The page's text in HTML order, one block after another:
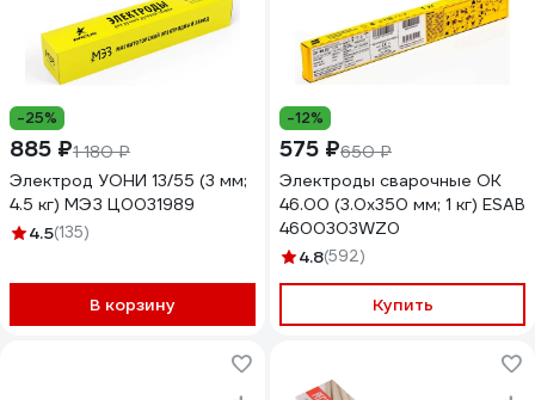
-25%
885 ₽1 180 ₽
Электрод УОНИ 13/55 (3 мм;
4.5 кг) МЭЗ Ц0031989
4.5(135)
В корзину
-12%
575 ₽650 ₽
Электроды сварочные OK
46.00 (3.0х350 мм; 1 кг) ESAB
4600303WZ0
4.8(592)
Купить